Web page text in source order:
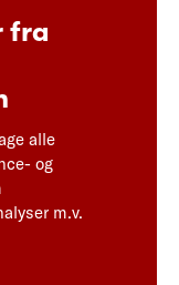
fra
alle
og
m.v.